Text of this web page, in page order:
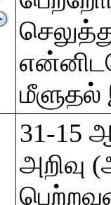
மீளுதல்
31-15
அறிவு